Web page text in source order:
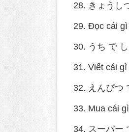
28. きょうし
29. Đọc cái
30. うち で
31. Viết cái
32. えんぴつ
33. Mua cái
34. スーパー